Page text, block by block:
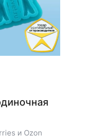
и Ozon